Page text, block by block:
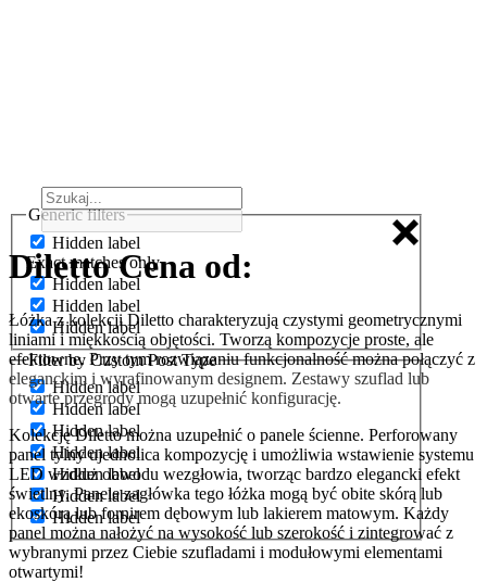
Generic filters
Hidden label
Exact matches only
Hidden label
Hidden label
Hidden label
Filter by Custom Post Type
Hidden label
Hidden label
Hidden label
Hidden label
Hidden label
Hidden label
Hidden label
DilettoCena od:
Łóżka z kolekcji Diletto charakteryzują czystymi geometrycznymi
liniami i miękkością objętości. Tworzą kompozycje proste, ale
efektowne.Przy tym rozwiązaniu funkcjonalność można połączyć z
eleganckim i wyrafinowanym designem. Zestawy szuflad lub
otwarte przegrody mogą uzupełnić konfigurację.
Kolekcję Diletto można uzupełnić o panele ścienne. Perforowany
panel tylny ujednolica kompozycję i umożliwia wstawienie systemu
LED wzdłuż obwodu wezgłowia, tworząc bardzo elegancki efekt
świetlny.Panele zagłówka tego łóżka mogą być obite skórą lub
ekoskórą lub fornirem dębowym lub lakierem matowym. Każdy
panel można nałożyć na wysokość lub szerokość i zintegrować z
wybranymi przez Ciebie szufladami i modułowymi elementami
otwartymi!